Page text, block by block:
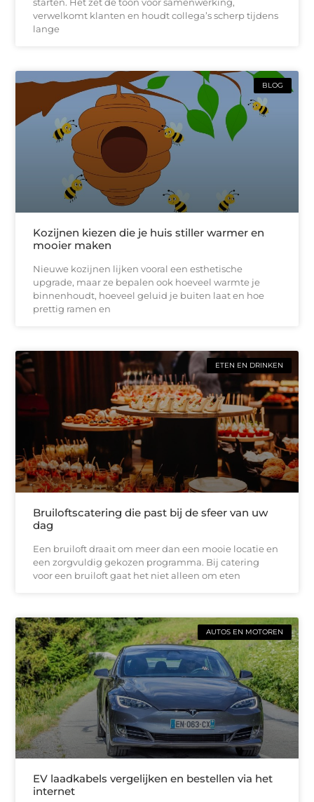
starten. Het zet de toon voor samenwerking,
verwelkomt klanten en houdt collega’s scherp tijdens
lange
BLOG
Kozijnen kiezen die je huis stiller warmer en
mooier maken
Nieuwe kozijnen lijken vooral een esthetische
upgrade, maar ze bepalen ook hoeveel warmte je
binnenhoudt, hoeveel geluid je buiten laat en hoe
prettig ramen en
ETEN EN DRINKEN
Bruiloftscatering die past bij de sfeer van uw
dag
Een bruiloft draait om meer dan een mooie locatie en
een zorgvuldig gekozen programma. Bij catering
voor een bruiloft gaat het niet alleen om eten
AUTOS EN MOTOREN
EV laadkabels vergelijken en bestellen via het
internet